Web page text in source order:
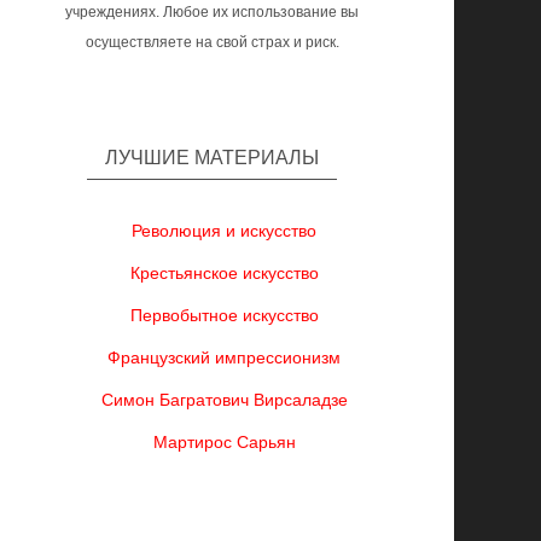
учреждениях. Любое их использование вы
осуществляете на свой страх и риск.
ЛУЧШИЕ МАТЕРИАЛЫ
Революция и искусство
Крестьянское искусство
Первобытное искусство
Французский импрессионизм
Симон Багратович Вирсаладзе
Мартирос Сарьян